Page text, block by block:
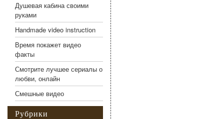
Душевая кабина своими
руками
Handmade video instruction
Время покажет видео
факты
Смотрите лучшее сериалы о
любви, онлайн
Смешные видео
Рубрики